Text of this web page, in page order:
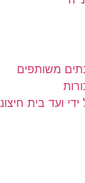
משותפים
ועד בית חיצוני